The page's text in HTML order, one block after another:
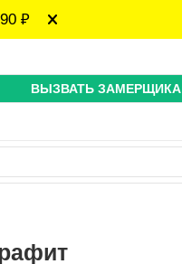
₽
ВЫЗВАТЬ ЗАМЕРЩИКА